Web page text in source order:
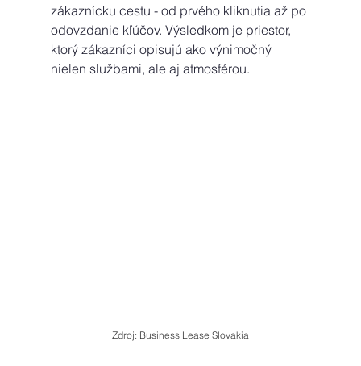
zákaznícku cestu - od prvého kliknutia až po
odovzdanie kľúčov. Výsledkom je priestor,
ktorý zákazníci opisujú ako výnimočný
nielen službami, ale aj atmosférou.
Zdroj: Business Lease Slovakia